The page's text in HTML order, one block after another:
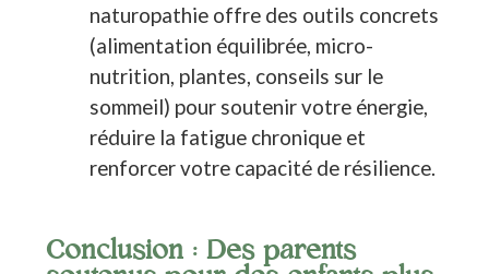
naturopathie offre des outils concrets
(alimentation équilibrée, micro-
nutrition, plantes, conseils sur le
sommeil) pour soutenir votre énergie,
réduire la fatigue chronique et
renforcer votre capacité de résilience.
Conclusion : Des parents